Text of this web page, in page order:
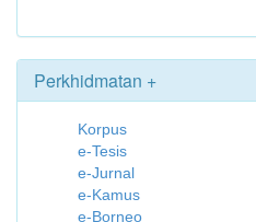
Perkhidmatan +
Korpus
e-Tesis
e-Jurnal
e-Kamus
e-Borneo